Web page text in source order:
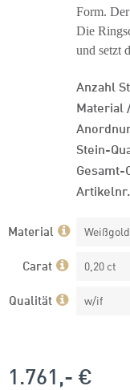
Form.
Die
und setzt
Anzahl
Material
Stein-
Gesamt-
Material
Carat 0,20 ct
Qualität w/if
1.761,- €